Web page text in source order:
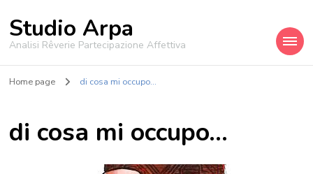
Studio Arpa
Analisi Rêverie Partecipazione Affettiva
Home page di cosa mi occupo…
di cosa mi occupo…